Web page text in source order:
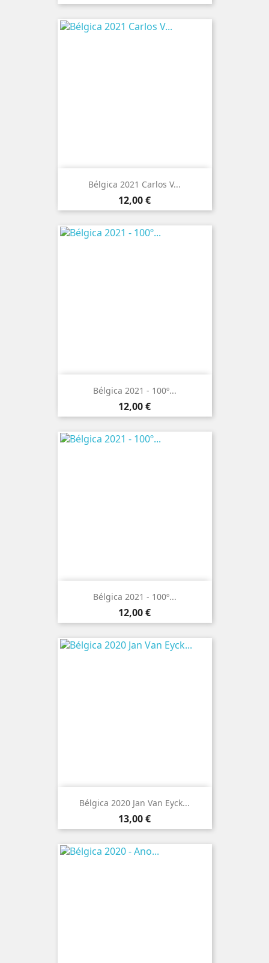
Bélgica 2021 Carlos V...
Preço
12,00 €
Bélgica 2021 - 100º...
Preço
12,00 €
Bélgica 2021 - 100º...
Preço
12,00 €
Bélgica 2020 Jan Van Eyck...
Preço
13,00 €